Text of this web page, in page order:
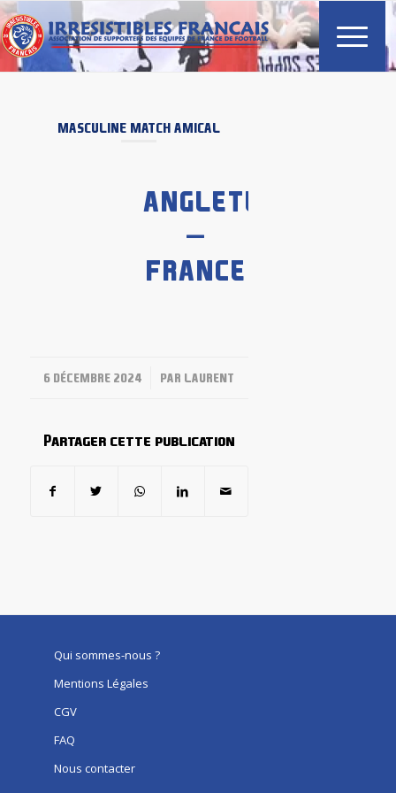
MASCULINE MATCH AMICAL
ANGLETERRE
–
FRANCE
6 DÉCEMBRE 2024
/ PAR LAURENT
Partager cette publication
Qui sommes-nous ?
Mentions Légales
CGV
FAQ
Nous contacter